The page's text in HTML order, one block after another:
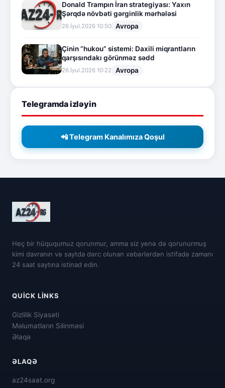
Donald Trampın İran strategiyası: Yaxın
Şərqdə növbəti gərginlik mərhələsi
26.İyul.2026 10:50 Avropa
Çinin “hukou” sistemi: Daxili miqrantların
qarşısındakı görünməz sədd
26.İyul.2026 10:22 Avropa
Telegramda izləyin
📲 Telegram Kanalımıza Qoşul
Heç bir hüququmuz qorunmur, amma siz yenə də qorunurmuş
kimi davranın və saytda dərc olunan xəbərlərdən istifadə zamanı
24 saat saytına istinad edin.
QUICK LINKS
Gizlilik Siyasəti
Məlumatların Silinməsi
Əlaqə
ƏLAQƏ
az24saat.org